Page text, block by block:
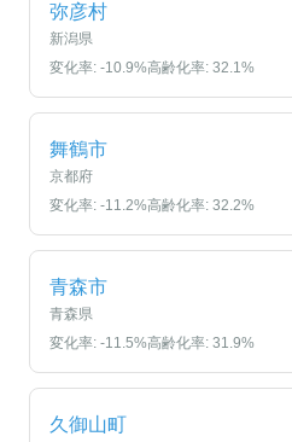
弥彦村
新潟県
変化率: -10.9%高齢化率: 32.1%
舞鶴市
京都府
変化率: -11.2%高齢化率: 32.2%
青森市
青森県
変化率: -11.5%高齢化率: 31.9%
久御山町